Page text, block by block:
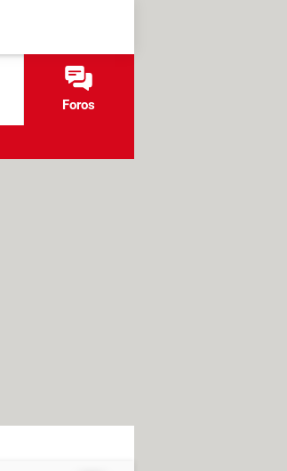
Foros